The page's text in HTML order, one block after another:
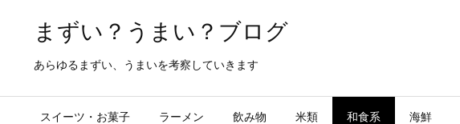
まずい？うまい？ブログ
あらゆるまずい、うまいを考察していきます
スイーツ・お菓子 ラーメン 飲み物 米類 和食系 海鮮